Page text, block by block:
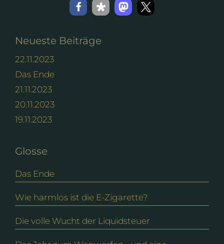
Neueste Beiträge
22.11.2023
Das Ende
21.11.2023
20.11.2023
19.11.2023
Glosse
Das Ende
Wie harmlos ist die E-Zigarette?
Die volle Wucht der Liquidsteuer